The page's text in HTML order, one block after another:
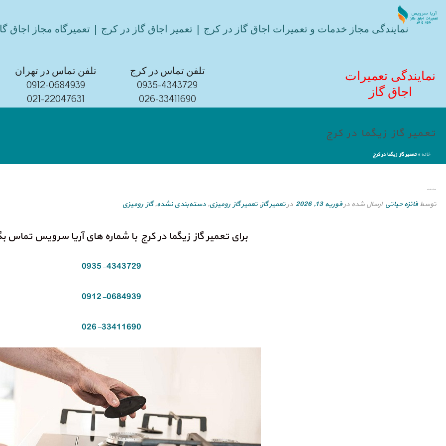
نمایندگی مجاز خدمات و تعمیرات اجاق گاز در کرج | تعمیر اجاق گاز در کرج | تعمیرگاه مجاز اجاق
تلفن تماس در تهران
0912-0684939
021-22047631
تلفن تماس در کرج
0935-4343729
026-33411690
نمایندگی تعمیرات
اجاق گاز
تعمیر گاز زیگما در کرج
خانه » تعمیر گاز زیگما در کرج
تعمیر گاز زیگما در کرج
توسطفائزه حیاتی ارسال شده درفوریه 13, 2026 درتعمیر گاز,تعمیر گاز رومیزی,دسته‌بندی نشده,گاز رومیزی
برای تعمیر گاز زیگما در کرج با شماره های آریا سرویس تماس
0935-4343729
0912-0684939
026-33411690